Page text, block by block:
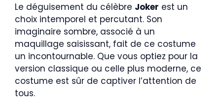
Le déguisement du célèbre Joker est un
choix intemporel et percutant. Son
imaginaire sombre, associé à un
maquillage saisissant, fait de ce costume
un incontournable. Que vous optiez pour la
version classique ou celle plus moderne, ce
costume est sûr de captiver l’attention de
tous.